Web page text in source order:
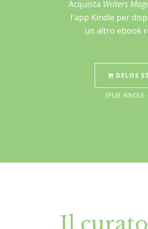
Acquista Writers
l'app Kindle per
un altro ebook
DELOS
EPUB, KINDLE
Il